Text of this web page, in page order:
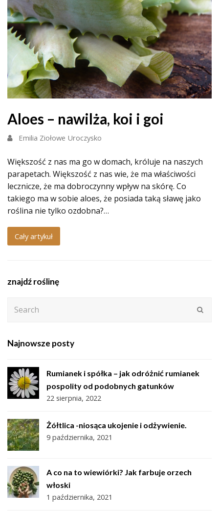
Aloes – nawilża, koi i goi
Emilia Ziołowe Uroczysko
Większość z nas ma go w domach, króluje na naszych
parapetach. Większość z nas wie, że ma właściwości
lecznicze, że ma dobroczynny wpływ na skórę. Co
takiego ma w sobie aloes, że posiada taką sławę jako
roślina nie tylko ozdobna?…
Cały artykuł
znajdź roślinę
Najnowsze posty
Rumianek i spółka – jak odróżnić rumianek
pospolity od podobnych gatunków
22 sierpnia, 2022
Żółtlica -niosąca ukojenie i odżywienie.
9 października, 2021
A co na to wiewiórki? Jak farbuje orzech
włoski
1 października, 2021